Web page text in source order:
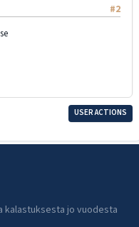
#2
USER ACTIONS
kalastuksesta jo vuodesta